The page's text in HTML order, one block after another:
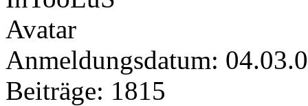
Anmeldungsdatum:
Beiträge: 1815